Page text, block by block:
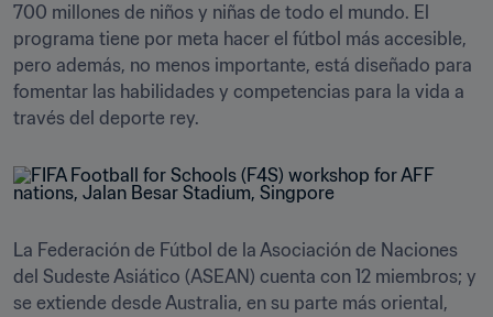
700 millones de niños y niñas de todo el mundo. El
programa tiene por meta hacer el fútbol más accesible,
pero además, no menos importante, está diseñado para
fomentar las habilidades y competencias para la vida a
La Federación de Fútbol de la Asociación de Naciones
del Sudeste Asiático (ASEAN) cuenta con 12 miembros; y
se extiende desde Australia, en su parte más oriental,